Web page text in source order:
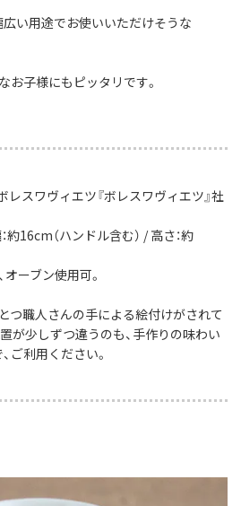
い用途でお使いいただけそうな
お子様にもピッタリです。
スワヴィエツ『ボレスワヴィエツ』社
16cm（ハンドル含む） / 高さ：約
ーブン使用可。
つ職人さんの手による絵付けがされて
が少しずつ違うのも、手作りの味わい
ご利用ください。